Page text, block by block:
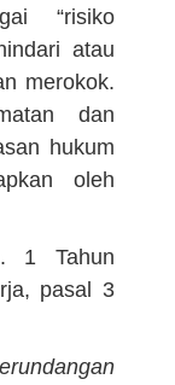
“risiko
atau
merokok.
dan
hukum
oleh
1 Tahun
pasal 3